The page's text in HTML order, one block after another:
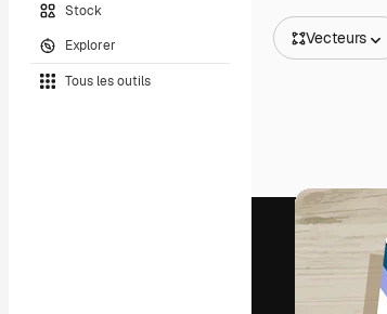
Stock
Explorer
Tous les outils
Vecteurs
Vidéos
Clips de vidéo
Graphiques
Templates
Icônes